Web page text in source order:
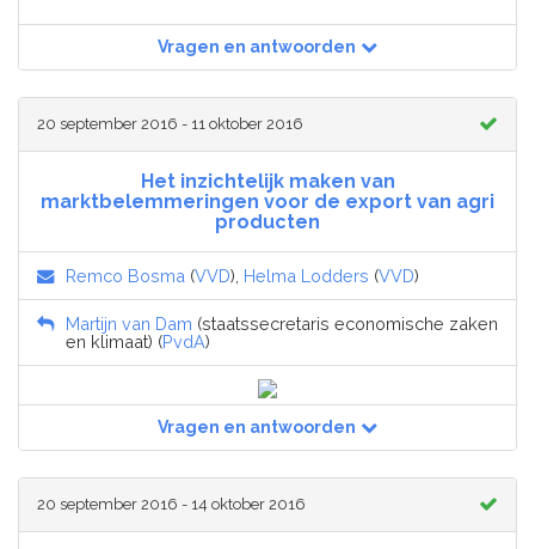
Vragen en antwoorden
20 september 2016 - 11 oktober 2016
Het inzichtelijk maken van
marktbelemmeringen voor de export van agri
producten
Remco Bosma (VVD), Helma Lodders (VVD)
Martijn van Dam (staatssecretaris economische zaken
en klimaat) (PvdA)
Vragen en antwoorden
20 september 2016 - 14 oktober 2016